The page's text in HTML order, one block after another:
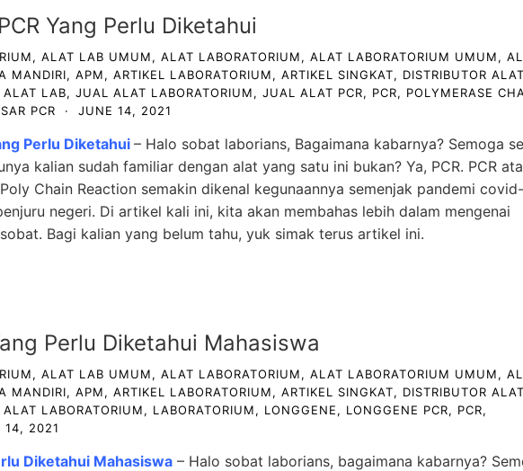
Yang Perlu Diketahui
, ALAT LAB UMUM, ALAT LABORATORIUM, ALAT LABORATORIUM UMUM,
MANDIRI, APM, ARTIKEL LABORATORIUM, ARTIKEL SINGKAT, DISTRIBUTOR ALAT
LAB, JUAL ALAT LABORATORIUM, JUAL ALAT PCR, PCR, POLYMERASE
PCR · JUNE 14, 2021
Perlu Diketahui – Halo sobat laborians, Bagaimana kabarnya? Semoga
kalian sudah familiar dengan alat yang satu ini bukan? Ya, PCR. PCR
Chain Reaction semakin dikenal kegunaannya semenjak pandemi
negeri. Di artikel kali ini, kita akan membahas lebih dalam mengenai
Bagi kalian yang belum tahu, yuk simak terus artikel ini.
Perlu Diketahui Mahasiswa
, ALAT LAB UMUM, ALAT LABORATORIUM, ALAT LABORATORIUM UMUM,
MANDIRI, APM, ARTIKEL LABORATORIUM, ARTIKEL SINGKAT, DISTRIBUTOR ALAT
LABORATORIUM, LABORATORIUM, LONGGENE, LONGGENE PCR, PCR,
14, 2021
Diketahui Mahasiswa – Halo sobat laborians, bagaimana kabarnya?